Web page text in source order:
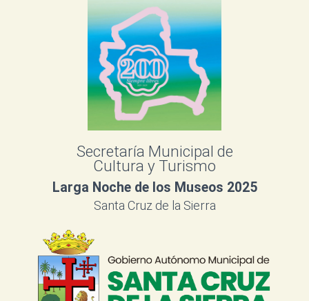
Secretaría Municipal de
Cultura y Turismo
Larga Noche de los Museos 2025
Santa Cruz de la Sierra